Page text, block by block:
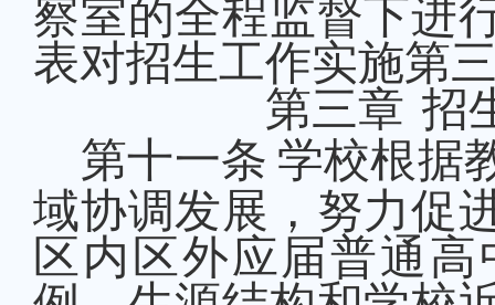
察室的全程监督下进
表对招生工作实施第
第三章 招
第十一条 学校根据
域协调发展，努力促
区内区外应届普通